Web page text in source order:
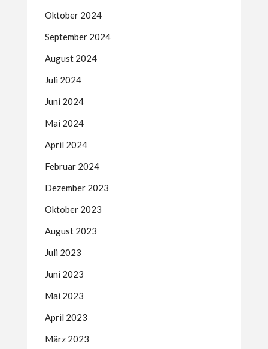
Oktober 2024
September 2024
August 2024
Juli 2024
Juni 2024
Mai 2024
April 2024
Februar 2024
Dezember 2023
Oktober 2023
August 2023
Juli 2023
Juni 2023
Mai 2023
April 2023
März 2023